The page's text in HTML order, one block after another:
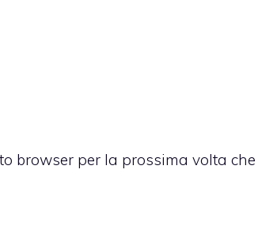
browser per la prossima volta che